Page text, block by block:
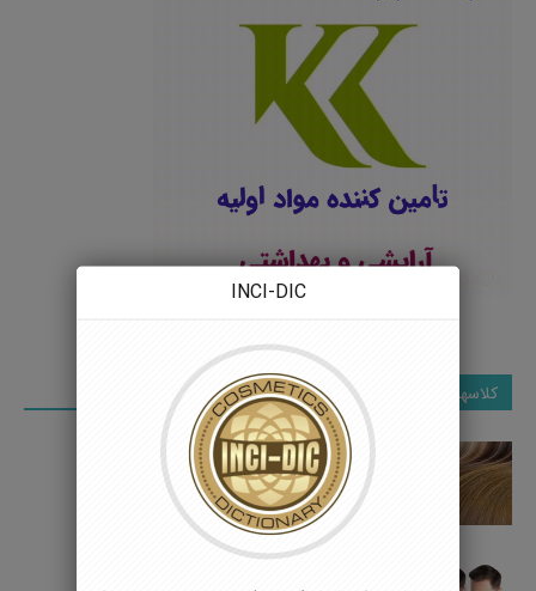
کلاسهای تخصصی
کلاس فرایند تولید رنگ مو
5 جولای 2022
INCI-DIC